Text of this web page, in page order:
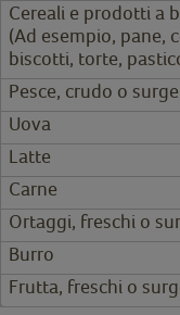
Cereali e prodotti a
(Ad esempio, pane,
biscotti, torte,
Pesce, crudo o
Uova
Latte
Carne
Ortaggi, freschi o
Burro
Frutta, freschi o